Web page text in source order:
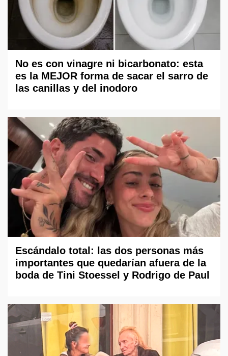
No es con vinagre ni bicarbonato: esta
es la MEJOR forma de sacar el sarro de
las canillas y del inodoro
Escándalo total: las dos personas más
importantes que quedarían afuera de la
boda de Tini Stoessel y Rodrigo de Paul